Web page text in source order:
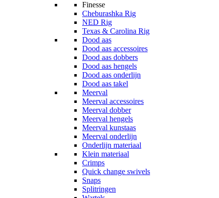
Finesse
Cheburashka Rig
NED Rig
Texas & Carolina Rig
Dood aas
Dood aas accessoires
Dood aas dobbers
Dood aas hengels
Dood aas onderlijn
Dood aas takel
Meerval
Meerval accessoires
Meerval dobber
Meerval hengels
Meerval kunstaas
Meerval onderlijn
Onderlijn materiaal
Klein materiaal
Crimps
Quick change swivels
Snaps
Splitringen